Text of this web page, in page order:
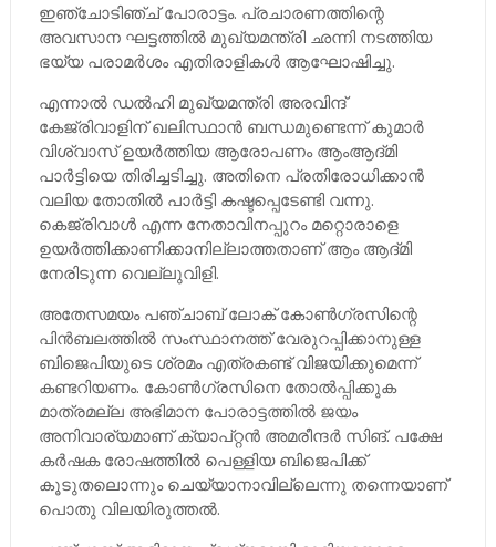
ഇഞ്ചോടിഞ്ച് പോരാട്ടം. പ്രചാരണത്തിന്റെ
അവസാന ഘട്ടത്തില്‍ മുഖ്യമന്ത്രി ഛന്നി നടത്തിയ
ഭയ്യ പരാമര്‍ശം എതിരാളികള്‍ ആഘോഷിച്ചു.
എന്നാല്‍ ഡല്‍ഹി മുഖ്യമന്ത്രി അരവിന്ദ്
കേജ്‌രിവാളിന് ഖലിസ്ഥാന്‍ ബന്ധമുണ്ടെന്ന് കുമാര്‍
വിശ്വാസ് ഉയര്‍ത്തിയ ആരോപണം ആംആദ്മി
പാര്‍ട്ടിയെ തിരിച്ചടിച്ചു. അതിനെ പ്രതിരോധിക്കാന്‍
വലിയ തോതില്‍ പാര്‍ട്ടി കഷ്ടപ്പെടേണ്ടി വന്നു.
കെജ്രിവാള്‍ എന്ന നേതാവിനപ്പുറം മറ്റൊരാളെ
ഉയര്‍ത്തിക്കാണിക്കാനില്ലാത്തതാണ് ആം ആദ്മി
നേരിടുന്ന വെല്ലുവിളി.
അതേസമയം പഞ്ചാബ് ലോക് കോണ്‍ഗ്രസിന്റെ
പിന്‍ബലത്തില്‍ സംസ്ഥാനത്ത് വേരുറപ്പിക്കാനുള്ള
ബിജെപിയുടെ ശ്രമം എത്രകണ്ട് വിജയിക്കുമെന്ന്
കണ്ടറിയണം. കോണ്‍ഗ്രസിനെ തോല്‍പ്പിക്കുക
മാത്രമല്ല അഭിമാന പോരാട്ടത്തില്‍ ജയം
അനിവാര്യമാണ് ക്യാപ്റ്റന്‍ അമരീന്ദര്‍ സിങ്. പക്ഷേ
കര്‍ഷക രോഷത്തില്‍ പെള്ളിയ ബിജെപിക്ക്
കൂടുതലൊന്നും ചെയ്യാനാവില്ലെന്നു തന്നെയാണ്
പൊതു വിലയിരുത്തല്‍.